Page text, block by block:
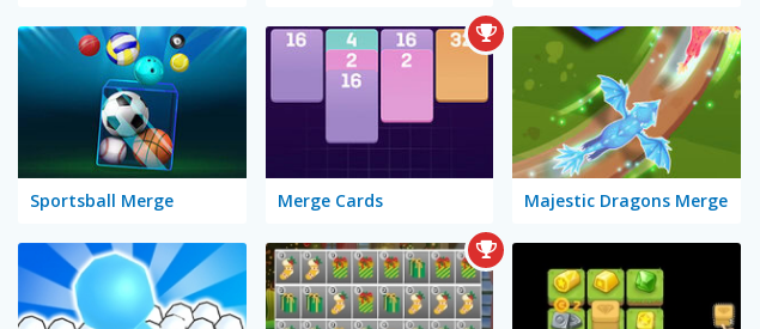
Sportsball Merge Merge Cards Majestic Dragons Merge